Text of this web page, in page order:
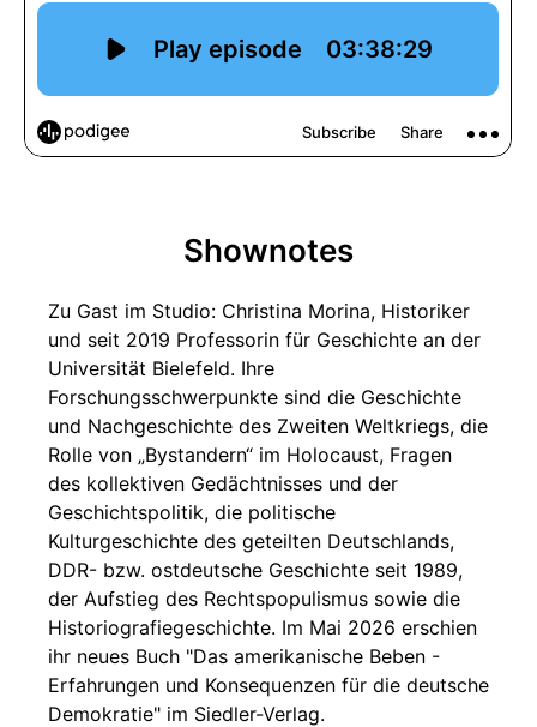
Shownotes
Zu Gast im Studio: Christina Morina, Historiker
und seit 2019 Professorin für Geschichte an der
Universität Bielefeld. Ihre
Forschungsschwerpunkte sind die Geschichte
und Nachgeschichte des Zweiten Weltkriegs, die
Rolle von „Bystandern“ im Holocaust, Fragen
des kollektiven Gedächtnisses und der
Geschichtspolitik, die politische
Kulturgeschichte des geteilten Deutschlands,
DDR- bzw. ostdeutsche Geschichte seit 1989,
der Aufstieg des Rechtspopulismus sowie die
Historiografiegeschichte. Im Mai 2026 erschien
ihr neues Buch "Das amerikanische Beben -
Erfahrungen und Konsequenzen für die deutsche
Demokratie" im Siedler-Verlag.